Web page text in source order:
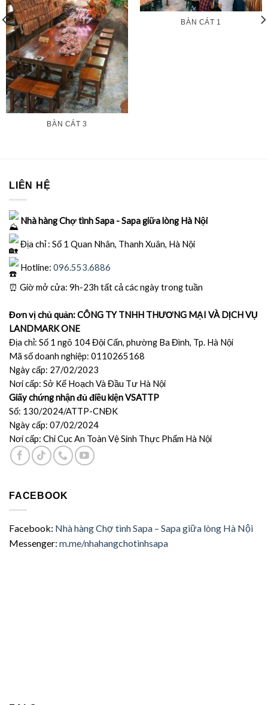
BÀN CÁT 3
BÀN CÁT 1
LIÊN HỆ
Nhà hàng Chợ tình Sapa - Sapa giữa lòng Hà Nội
Địa chỉ : Số 1 Quan Nhân, Thanh Xuân, Hà Nội
Hotline: 096.553.6886
⏰ Giờ mở cửa: 9h-23h tất cả các ngày trong tuần
Đơn vị chủ quản: CÔNG TY TNHH THƯƠNG MẠI VÀ DỊCH VỤ
LANDMARK ONE
Địa chỉ: Số 1 ngõ 104 Đội Cấn, phường Ba Đình, Tp. Hà Nội
Mã số doanh nghiệp: 0110265168
Ngày cấp: 27/02/2023
Nơi cấp: Sở Kế Hoạch Và Đầu Tư Hà Nội
Giấy chứng nhận đủ điều kiện VSATTP
Số: 130/2024/ATTP-CNĐK
Ngày cấp: 07/02/2024
Nơi cấp: Chi Cục An Toàn Vệ Sinh Thực Phẩm Hà Nội
FACEBOOK
Facebook: Nhà hàng Chợ tình Sapa – Sapa giữa lòng Hà Nội
Messenger: m.me/nhahangchotinhsapa